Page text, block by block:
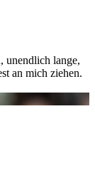
unendlich lange,
an mich ziehen.